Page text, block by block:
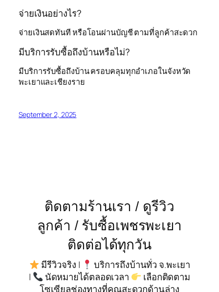
จ่ายเงินอย่างไร?
จ่ายเงินสดทันที หรือโอนผ่านบัญชี ตามที่ลูกค้าสะดวก
มีบริการรับซื้อถึงบ้านหรือไม่?
มีบริการรับซื้อถึงบ้าน ครอบคลุมทุกอำเภอในจังหวัด
พะเยาและเชียงราย
September 2, 2025
ติดตามร้านเรา / ดูรีวิว
ลูกค้า / รับซื้อเพชรพะเยา
ติดต่อได้ทุกวัน
มีรีวิวจริง |
บริการถึงบ้านทั่ว จ.พะเยา
|
นัดหมายได้ตลอดเวลา
เลือกติดตาม
โซเซียลช่องทางที่คุณสะดวกด้านล่าง